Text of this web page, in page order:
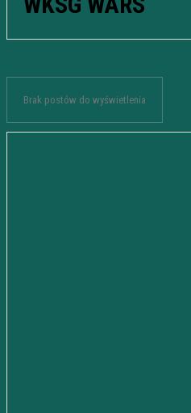
Brak postów do wyświetlenia